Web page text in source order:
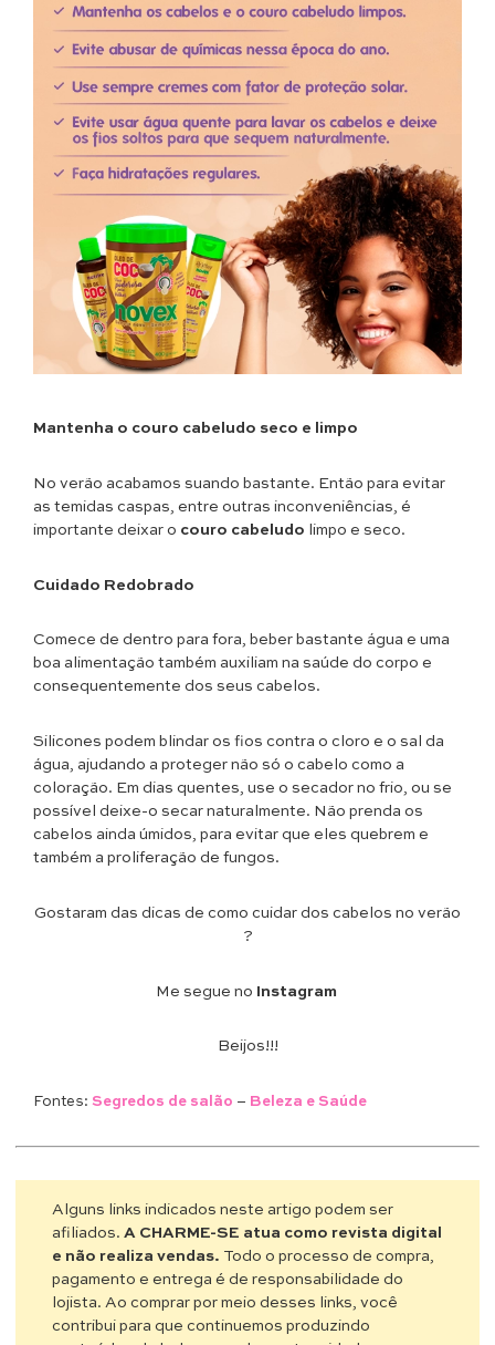
Mantenha o couro cabeludo seco e limpo
No verão acabamos suando bastante. Então para evitar
as temidas caspas, entre outras inconveniências, é
importante deixar o couro cabeludo limpo e seco.
Cuidado Redobrado
Comece de dentro para fora, beber bastante água e uma
boa alimentação também auxiliam na saúde do corpo e
consequentemente dos seus cabelos.
Silicones podem blindar os fios contra o cloro e o sal da
água, ajudando a proteger não só o cabelo como a
coloração. Em dias quentes, use o secador no frio, ou se
possível deixe-o secar naturalmente. Não prenda os
cabelos ainda úmidos, para evitar que eles quebrem e
também a proliferação de fungos.
Gostaram das dicas de como cuidar dos cabelos no verão
?
Me segue no Instagram
Beijos!!!
Fontes: Segredos de salão – Beleza e Saúde
Alguns links indicados neste artigo podem ser
afiliados.A CHARME-SE atua como revista digital
e não realiza vendas. Todo o processo de compra,
pagamento e entrega é de responsabilidade do
lojista. Ao comprar por meio desses links, você
contribui para que continuemos produzindo